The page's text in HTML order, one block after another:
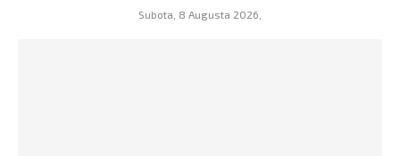
Subota, 8 Augusta 2026,